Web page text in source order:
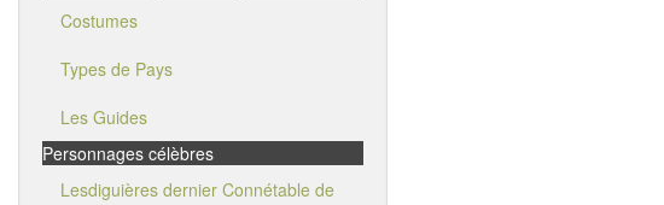
Costumes
Types de Pays
Les Guides
Personnages célèbres
Lesdiguières dernier Connétable de